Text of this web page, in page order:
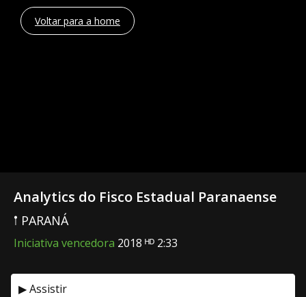
Voltar para a home
Analytics do Fisco Estadual Paranaense
𖡡 PARANÁ
Iniciativa vencedora 2018 ᴴᴰ 2:33
▶ Assistir